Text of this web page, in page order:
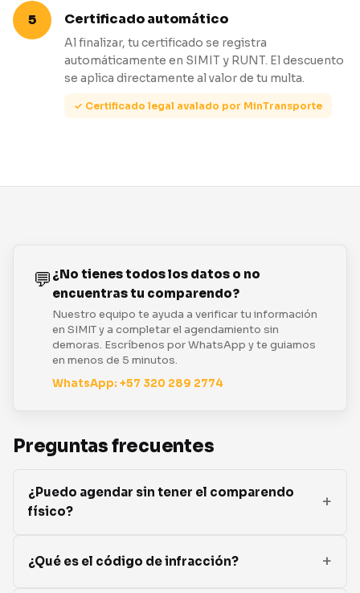
Certificado automático
Al finalizar, tu certificado se registra
automáticamente en SIMIT y RUNT. El descuento
se aplica directamente al valor de tu multa.
✓ Certificado legal avalado por MinTransporte
💬 ¿No tienes todos los datos o no
encuentras tu comparendo?
Nuestro equipo te ayuda a verificar tu información
en SIMIT y a completar el agendamiento sin
demoras. Escríbenos por WhatsApp y te guiamos
en menos de 5 minutos.
WhatsApp: +57 320 289 2774
Preguntas frecuentes
¿Puedo agendar sin tener el comparendo
físico?
¿Qué es el código de infracción?